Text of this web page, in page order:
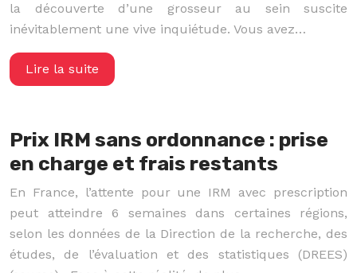
la découverte d’une grosseur au sein suscite
inévitablement une vive inquiétude. Vous avez…
Lire la suite
Prix IRM sans ordonnance : prise
en charge et frais restants
En France, l’attente pour une IRM avec prescription
peut atteindre 6 semaines dans certaines régions,
selon les données de la Direction de la recherche, des
études, de l’évaluation et des statistiques (DREES)